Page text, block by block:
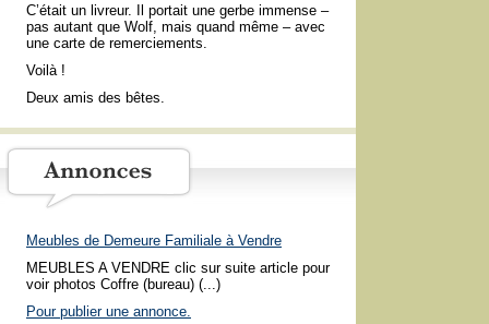
C’était un livreur. Il portait une gerbe immense –
pas autant que Wolf, mais quand même – avec
une carte de remerciements.
Voilà !
Deux amis des bêtes.
Meubles de Demeure Familiale à Vendre
MEUBLES A VENDRE clic sur suite article pour
voir photos Coffre (bureau) (...)
Pour publier une annonce.